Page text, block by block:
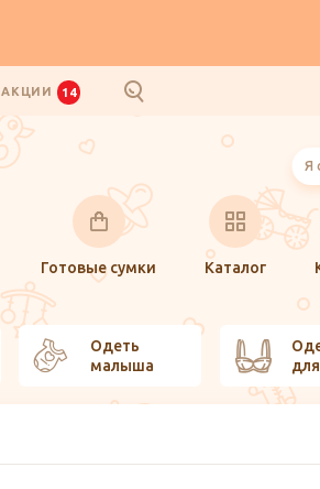
АКЦИИ 14
Готовые сумки Каталог
Я
Одеть
малыша